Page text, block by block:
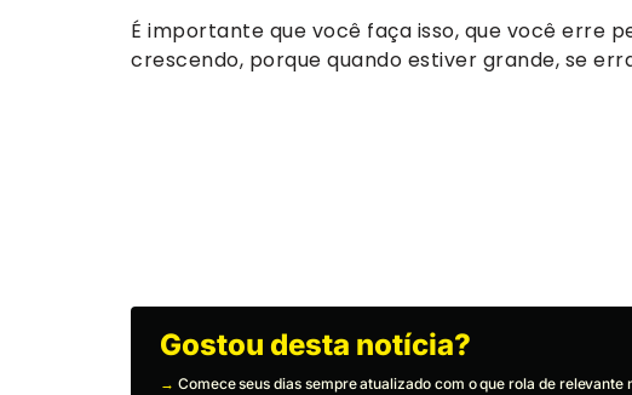
É importante que você faça isso, que você erre
crescendo, porque quando estiver grande, se
Gostou desta notícia?
→ Comece seus dias sempre atualizado com o que rola de relevante